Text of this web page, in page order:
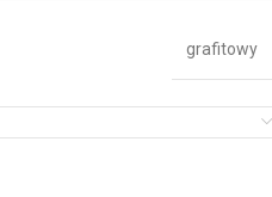
grafitowy